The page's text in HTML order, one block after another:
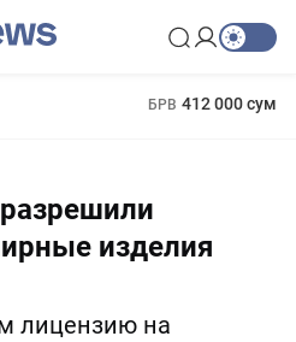
БРВ 412 000 сум
изделия
лицензию на